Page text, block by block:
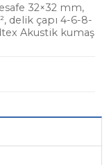
32×32 mm,
delik çapı 4-6-8-
Akustik kumaş